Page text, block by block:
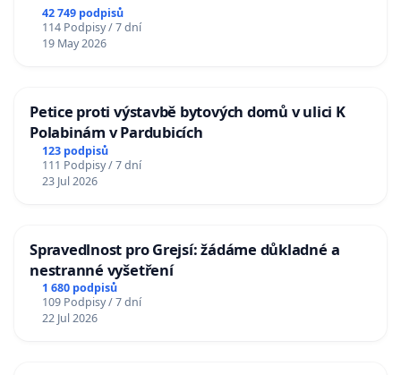
42 749 podpisů
114 Podpisy / 7 dní
19 May 2026
Petice proti výstavbě bytových domů v ulici K
Polabinám v Pardubicích
123 podpisů
111 Podpisy / 7 dní
23 Jul 2026
Spravedlnost pro Grejsí: žádáme důkladné a
nestranné vyšetření
1 680 podpisů
109 Podpisy / 7 dní
22 Jul 2026